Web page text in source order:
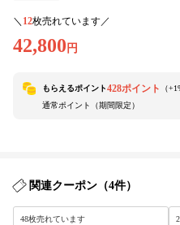
＼ 12枚売れています／
42,800 円
もらえるポイント428ポイント （+1
通常ポイント（期間限定）
関連クーポン（4件）
48枚売れています